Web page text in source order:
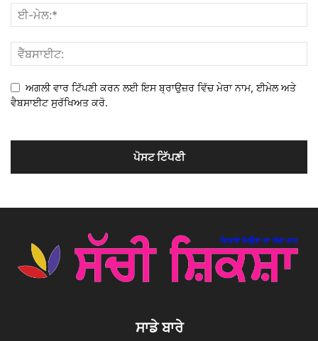
ਅਗਲੀ ਵਾਰ ਟਿੱਪਣੀ ਕਰਨ ਲਈ ਇਸ ਬ੍ਰਾਉਜ਼ਰ ਵਿੱਚ ਮੇਰਾ ਨਾਮ, ਈਮੇਲ ਅਤੇ
ਵੈਬਸਾਈਟ ਸੁਰੱਖਿਅਤ ਕਰੋ.
ਸਾਡੇ ਬਾਰੇ